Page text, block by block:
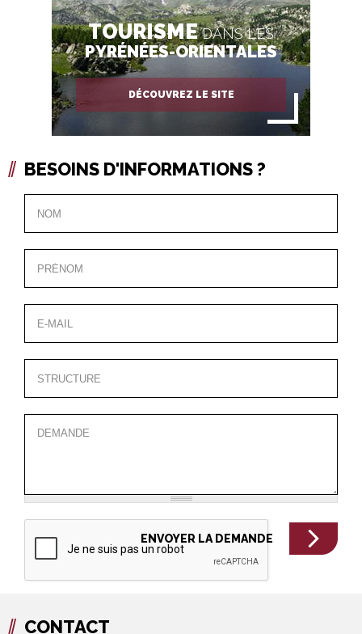
TOURISMEDANS LES
PYRÉNÉES-ORIENTALES
DÉCOUVREZ LE SITE
BESOINS D'INFORMATIONS ?
CONTACT